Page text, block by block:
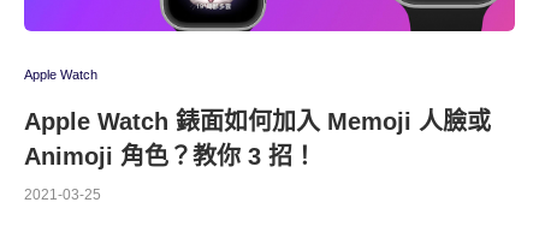
Apple Watch
Apple Watch 錶面如何加入 Memoji 人臉或
Animoji 角色？教你 3 招！
2021-03-25